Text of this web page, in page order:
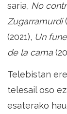
saria, No
Zugarramurdi
(2021), Un
de la cama
Telebistan
telesail oso
esaterako